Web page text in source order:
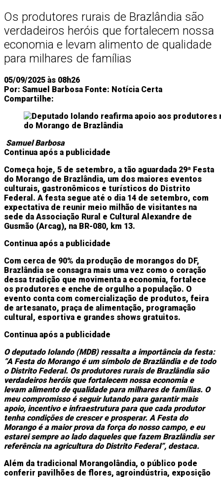
Os produtores rurais de Brazlândia são
verdadeiros heróis que fortalecem nossa
economia e levam alimento de qualidade
para milhares de famílias
05/09/2025 às 08h26
Por: Samuel Barbosa Fonte: Notícia Certa
Compartilhe:
Samuel Barbosa
Continua após a publicidade
Começa hoje, 5 de setembro, a tão aguardada 29ª Festa
do Morango de Brazlândia, um dos maiores eventos
culturais, gastronômicos e turísticos do Distrito
Federal. A festa segue até o dia 14 de setembro, com
expectativa de reunir meio milhão de visitantes na
sede da Associação Rural e Cultural Alexandre de
Gusmão (Arcag), na BR-080, km 13.
Continua após a publicidade
Com cerca de 90% da produção de morangos do DF,
Brazlândia se consagra mais uma vez como o coração
dessa tradição que movimenta a economia, fortalece
os produtores e enche de orgulho a população. O
evento conta com comercialização de produtos, feira
de artesanato, praça de alimentação, programação
cultural, esportiva e grandes shows gratuitos.
Continua após a publicidade
O deputado Iolando (MDB) ressalta a importância da festa:
“A Festa do Morango é um símbolo de Brazlândia e de todo
o Distrito Federal. Os produtores rurais de Brazlândia são
verdadeiros heróis que fortalecem nossa economia e
levam alimento de qualidade para milhares de famílias. O
meu compromisso é seguir lutando para garantir mais
apoio, incentivo e infraestrutura para que cada produtor
tenha condições de crescer e prosperar. A Festa do
Morango é a maior prova da força do nosso campo, e eu
estarei sempre ao lado daqueles que fazem Brazlândia ser
referência na agricultura do Distrito Federal”, destaca.
Além da tradicional Morangolândia, o público pode
conferir pavilhões de flores, agroindústria, exposição